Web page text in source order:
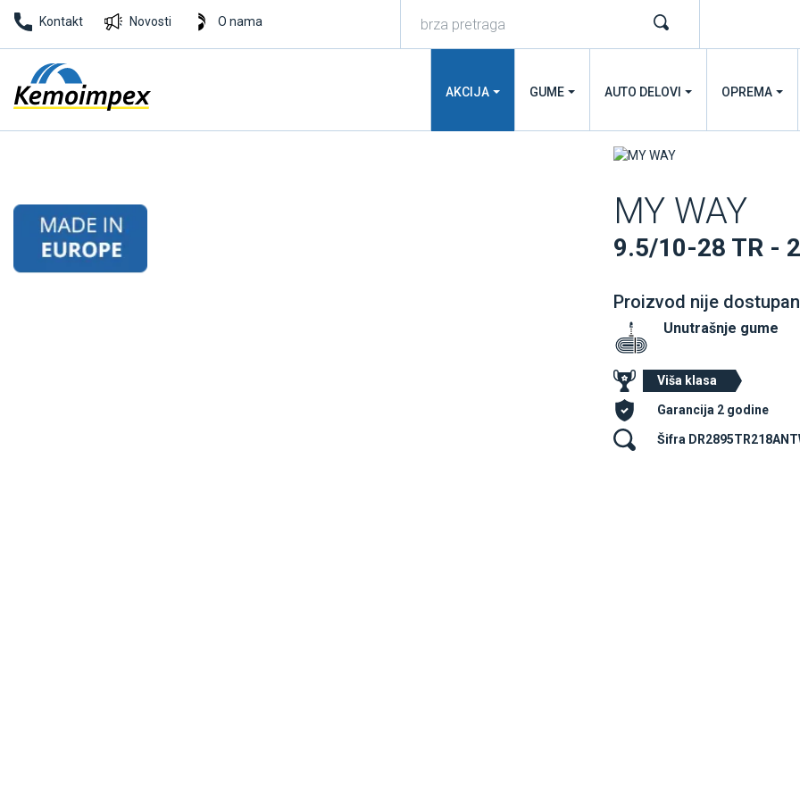
Kontakt Novosti O nama
AKCIJA GUME AUTO DELOVI OPREMA
MY WAY
9.5/10-28 TR -
Proizvod nije dostupan
Unutrašnje gume
Viša klasa
Garancija 2 godine
Šifra